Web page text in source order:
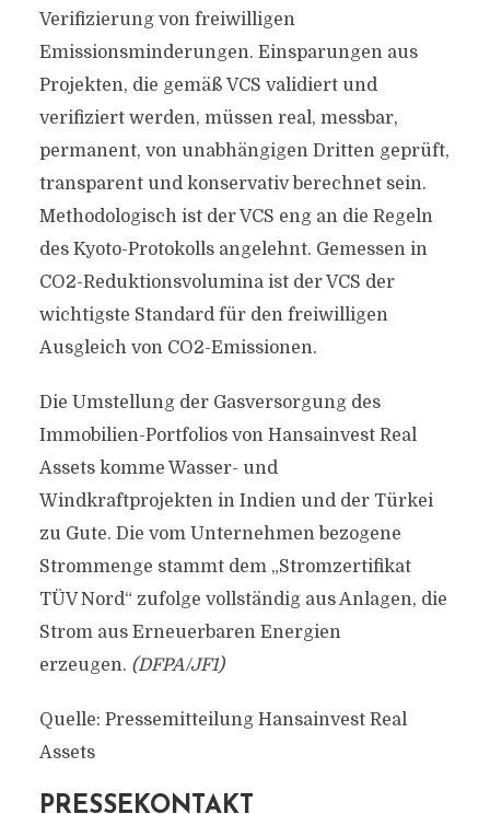
Verifizierung von freiwilligen
Emissionsminderungen. Einsparungen aus
Projekten, die gemäß VCS validiert und
verifiziert werden, müssen real, messbar,
permanent, von unabhängigen Dritten geprüft,
transparent und konservativ berechnet sein.
Methodologisch ist der VCS eng an die Regeln
des Kyoto-Protokolls angelehnt. Gemessen in
CO2-Reduktionsvolumina ist der VCS der
wichtigste Standard für den freiwilligen
Ausgleich von CO2-Emissionen.
Die Umstellung der Gasversorgung des
Immobilien-Portfolios von Hansainvest Real
Assets komme Wasser- und
Windkraftprojekten in Indien und der Türkei
zu Gute. Die vom Unternehmen bezogene
Strommenge stammt dem „Stromzertifikat
TÜV Nord“ zufolge vollständig aus Anlagen, die
Strom aus Erneuerbaren Energien
erzeugen. (DFPA/JF1)
Quelle: Pressemitteilung Hansainvest Real
Assets
PRESSEKONTAKT